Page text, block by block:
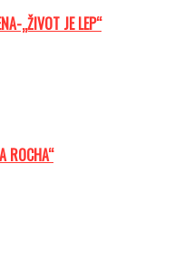
„ŽIVOT JE LEP“
ROCHA“